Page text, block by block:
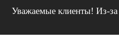
Уважаемые клиенты! Из-за